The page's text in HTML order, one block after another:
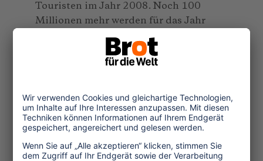
Touristen im Jahr 2008. Noch 100
Millionen mehr werden für das Jahr
2025 vorausgesagt. 80 Prozent des
Tourismus basieren auf Sonne, Sand
und Strandhotels und dieser Trend ist
Temperaturen wird in mittel- und
nordeuropäischen EU-Staaten, aus
denen die meisten Mittelmeerurlauber
zurückgehen. Denn aufgrund der